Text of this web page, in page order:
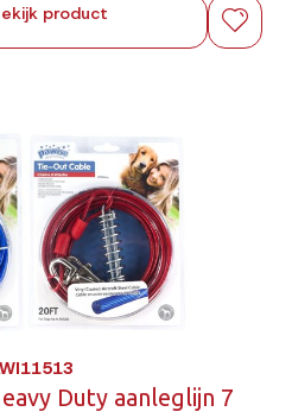
product
Duty aanleglijn 7